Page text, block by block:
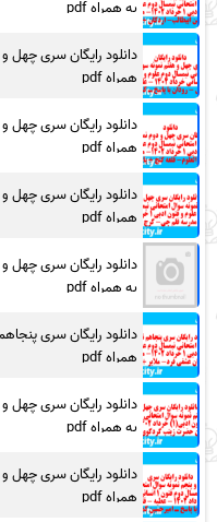
به همراه pdf
دانلود رایگان سری چهل
همراه pdf
دانلود رایگان سری چهل
همراه pdf
دانلود رایگان سری چهل
همراه pdf
دانلود رایگان سری چهل
به همراه pdf
دانلود رایگان سری
همراه pdf
دانلود رایگان سری
به همراه pdf
دانلود رایگان سری چهل
همراه pdf